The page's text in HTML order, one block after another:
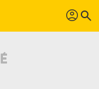
profil search